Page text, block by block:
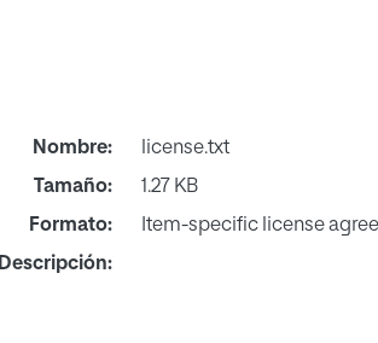
Nombre:
license.txt
Tamaño:
1.27 KB
Formato:
Item-specific license
Descripción: